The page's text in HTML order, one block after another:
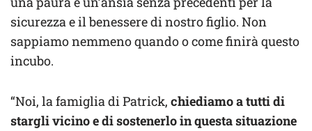
sicurezza e il benessere di nostro figlio. Non
sappiamo nemmeno quando o come finirà questo
incubo.
“Noi, la famiglia di Patrick, chiediamo a tutti di
stargli vicino e di sostenerlo in questa situazione